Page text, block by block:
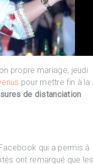
propre mariage, jeudi
pour mettre fin à la
de distanciation
qui a permis à
ont remarqué que les